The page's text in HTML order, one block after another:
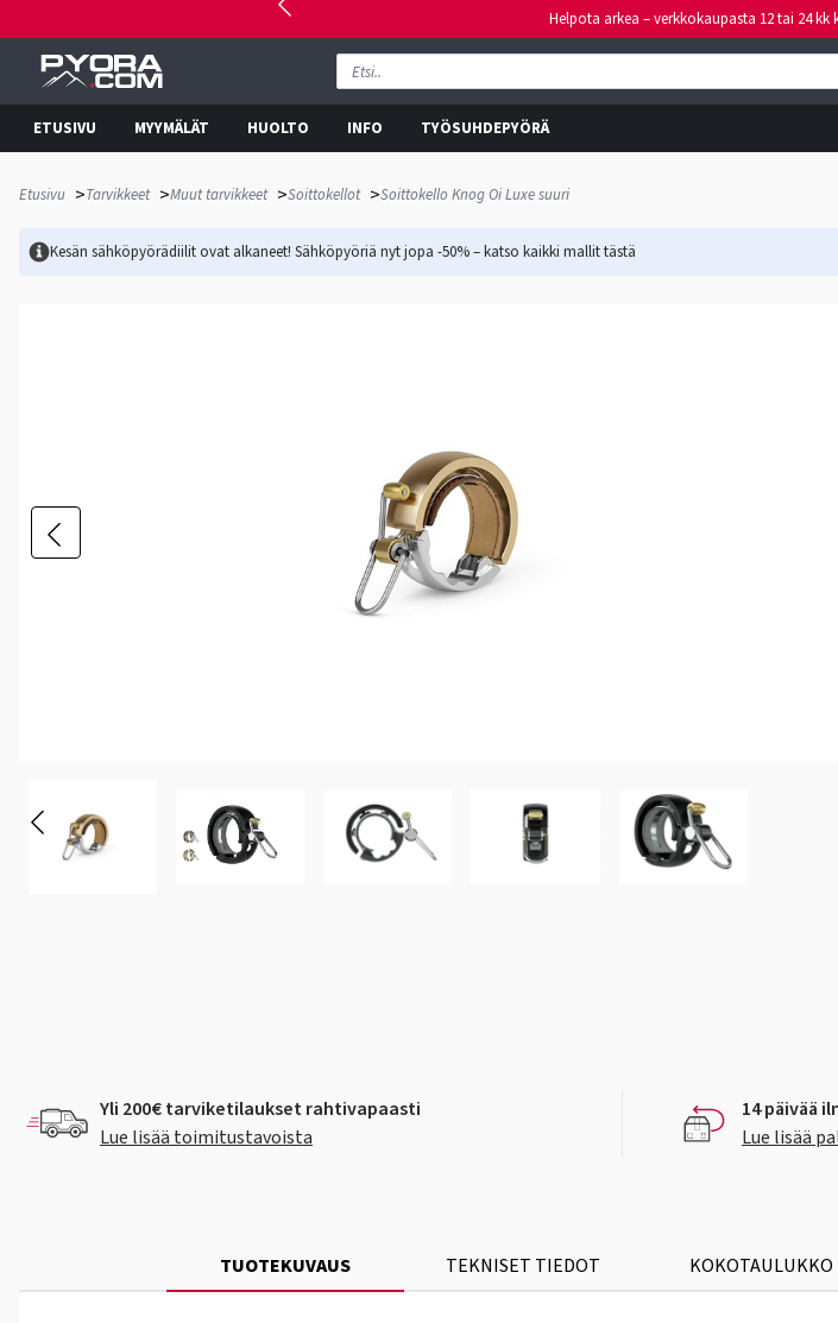
Helpota arkea – verkkokaupasta 12 tai 24
ETUSIVU MYYMÄLÄT HUOLTO INFO TYÖSUHDEPYÖRÄ
Etusivu >Tarvikkeet >Muut tarvikkeet >Soittokellot >Soittokello Knog Oi Luxe suuri
Kesän sähköpyörädiilit ovat alkaneet! Sähköpyöriä nyt jopa -50% – katso kaikki mallittästä
Yli 200€ tarviketilaukset rahtivapaasti
Lue lisää toimitustavoista
14 päivää
Lue lisää
TUOTEKUVAUS TEKNISET TIEDOT KOKOTAULUKKO